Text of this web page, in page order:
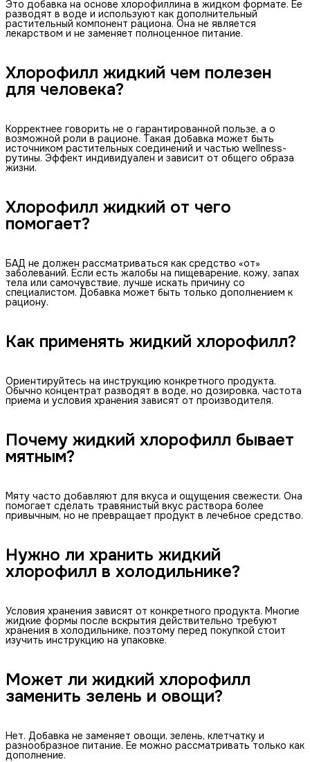
Это добавка на основе хлорофиллина в жидком формате. Ее
разводят в воде и используют как дополнительный
растительный компонент рациона. Она не является
лекарством и не заменяет полноценное питание.
Хлорофилл жидкий чем полезен
для человека?
Корректнее говорить не о гарантированной пользе, а о
возможной роли в рационе. Такая добавка может быть
источником растительных соединений и частью wellness-
рутины. Эффект индивидуален и зависит от общего образа
жизни.
Хлорофилл жидкий от чего
помогает?
БАД не должен рассматриваться как средство «от»
заболеваний. Если есть жалобы на пищеварение, кожу, запах
тела или самочувствие, лучше искать причину со
специалистом. Добавка может быть только дополнением к
рациону.
Как применять жидкий хлорофилл?
Ориентируйтесь на инструкцию конкретного продукта.
Обычно концентрат разводят в воде, но дозировка, частота
приема и условия хранения зависят от производителя.
Почему жидкий хлорофилл бывает
мятным?
Мяту часто добавляют для вкуса и ощущения свежести. Она
помогает сделать травянистый вкус раствора более
привычным, но не превращает продукт в лечебное средство.
Нужно ли хранить жидкий
хлорофилл в холодильнике?
Условия хранения зависят от конкретного продукта. Многие
жидкие формы после вскрытия действительно требуют
хранения в холодильнике, поэтому перед покупкой стоит
изучить инструкцию на упаковке.
Может ли жидкий хлорофилл
заменить зелень и овощи?
Нет. Добавка не заменяет овощи, зелень, клетчатку и
разнообразное питание. Ее можно рассматривать только как
дополнение.